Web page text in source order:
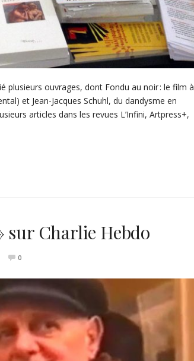
plusieurs ouvrages, dont Fondu au noir : le film à
et Jean-Jacques Schuhl, du dandysme en
articles dans les revues L’Infini, Artpress+,
sur Charlie Hebdo
0